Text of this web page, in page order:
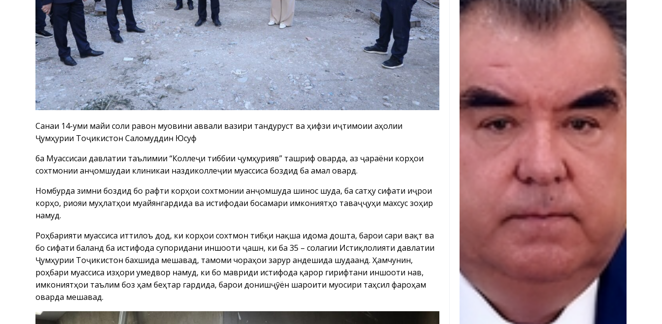
Санаи 14-уми майи соли равон муовини аввали вазири тандурустӣ ва ҳифзи иҷтимоии аҳолии
Ҷумҳурии Тоҷикистон Саломуддин Юсуфӣ
ба Муассисаи давлатии таълимии “Коллеҷи тиббии ҷумҳуриявӣ” ташриф оварда, аз ҷараёни корҳои
сохтмонии анҷомшудаи клиникаи наздиколлеҷии муассиса боздид ба амал овард.
Номбурда зимни боздид бо рафти корҳои сохтмонии анҷомшуда шинос шуда, ба сатҳу сифати иҷрои
корҳо, риояи муҳлатҳои муайянгардида ва истифодаи босамари имкониятҳо таваҷҷуҳи махсус зоҳир
намуд.
Роҳбарияти муассиса иттилоъ дод, ки корҳои сохтмонӣ тибқи нақша идома дошта, барои сари вақт ва
бо сифати баланд ба истифода супоридани иншооти ҷашнӣ, ки ба 35 – солагии Истиқлолияти давлатии
Ҷумҳурии Тоҷикистон бахшида мешавад, тамоми чораҳои зарурӣ андешида шудаанд. Ҳамчунин,
роҳбари муассиса изҳори умедворӣ намуд, ки бо мавриди истифода қарор гирифтани иншооти нав,
имкониятҳои таълимӣ боз ҳам беҳтар гардида, барои донишҷӯён шароити муосири таҳсил фароҳам
оварда мешавад.